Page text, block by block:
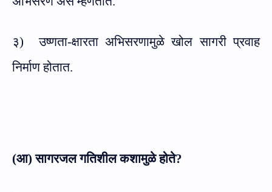
३)
उष्णता-क्षारता अभिसरणामुळे खोल सागरी प्रवाह
निर्माण होतात.
(आ) सागरजल गतिशील कशामुळे होते?